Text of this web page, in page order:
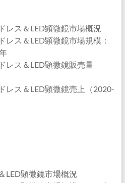
レス＆LED顕微鏡市場概況
レス＆LED顕微鏡市場規模：
レス＆LED顕微鏡販売量
レス＆LED顕微鏡売上（2020-
LED顕微鏡市場概況